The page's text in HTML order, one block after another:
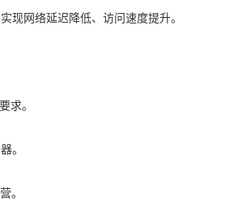
现网络延迟降低、访问速度提升。
求。
。
。